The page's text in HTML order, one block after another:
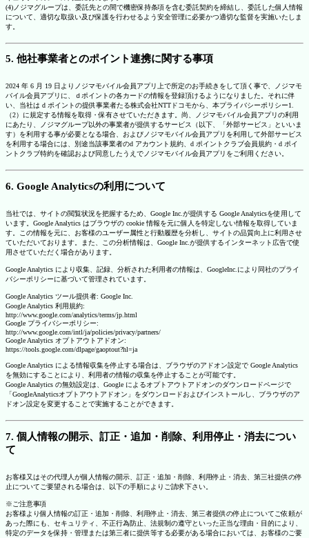
(4)ノジマグループは、委託先との間で機密保持条項を含む委託契約を締結し、委託した個人情報
について、適切な取扱い及び保護を行わせるよう安全管理に必要かつ適切な監督を実施いたしま
す。
5. 他社事業者とのポイント連携に関する事項
2024 年 6 月 19 日よりノジマモバイル会員アプリ上で所定のお手続きをして頂く事で、ノジマモ
バイル会員アプリに、ｄポイントの各カードの情報を登録頂けるようになりました。それに伴
い、当社は d ポイントの提供事業者たる株式会社NTTドコモから、本プライバシーポリシー1.
（2）に規定する情報を取得・保有させていただきます。尚、ノジマモバイル会員アプリの利用
にあたり、ノジマグループ以外の事業者が提供するサービス（以下、「外部サービス」といいま
す）を利用する事が必要となる場合、およびノジマモバイル会員アプリを利用して外部サービス
を利用する場合には、別途当該事業者のd アカウント規約、d ポイントクラブ会員規約・d ポイ
ントクラブ特約を確認および同意したうえでノジマモバイル会員アプリをご利用ください。
6. Google Analyticsの利用について
当社では、サイトの閲覧状況を把握するため、Google Inc.が提供する Google Analyticsを使用して
います。Google Analytics はブラウザの cookie 情報を元に個人を特定しない情報を取得していま
す。この情報を元に、お客様のユーザー属性と行動履歴を分析し、サイトの品質向上に利用させ
ていただいております。また、この分析情報は、Google Inc.が提供するインターネット広告で使
用させていただく場合があります。
Google Analytics により収集、記録、分析された利用者の情報は、GoogleInc.により同社のプライ
バシーポリシーに基づいて管理されています。
Google Analytics ツール提供者: Google Inc.
Google Analytics 利用規約:
http://www.google.com/analytics/terms/jp.html
Google プライバシーポリシー:
http://www.google.com/intl/ja/policies/privacy/partners/
Google Analytics オプトアウトアドオン:
https://tools.google.com/dlpage/gaoptout?hl=ja
Google Analytics による情報収集を停止する場合は、ブラウザのアドオン設定で Google Analytics
を無効にすることにより、利用者の情報の収集を停止することが可能です。
Google Analytics の無効設定は、Google によるオプトアウトアドオンのダウンロードページで
「GoogleAnalyticsオプトアウトアドオン」をダウンロードおよびインストールし、ブラウザのア
ドオン設定を変更することで実施することができます。
7. 個人情報の開示、訂正・追加・削除、利用停止・消去につい
て
お客様又はその代理人が個人情報の開示、訂正・追加・削除、利用停止・消去、第三社提供の停
止についてご要望される場合は、以下の手順によりご請求下さい。
※ご注意事項
お客様より個人情報の訂正・追加・削除、利用停止・消去、第三者提供の停止についてご依頼が
あった際にも、セキュリティ、不正行為防止、法規制の遵守といった正当な理由・目的により、
特定のデータを保持・管理または第三者に提供等する必要がある場合においては、お客様のご要